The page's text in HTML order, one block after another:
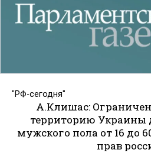
"РФ-сегодня"
А.Клишас:
территорию Украины
мужского пола от 16 до
прав